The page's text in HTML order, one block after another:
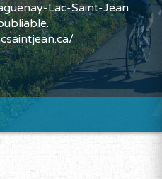
Lac-Saint-Jean